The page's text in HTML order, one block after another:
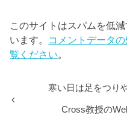
このサイトはスパムを低
います。 コメントデータ
覧ください。
寒い日は足をつり
Cross教授の